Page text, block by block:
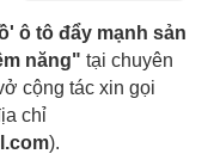
ô tô đẩy mạnh sản
năng" tại chuyên
cộng tác xin gọi
chỉ
).